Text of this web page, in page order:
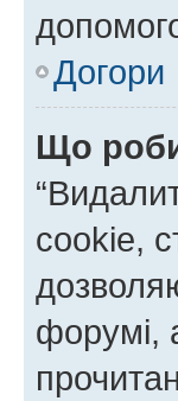
Догори
Що
cookie,
форумі,